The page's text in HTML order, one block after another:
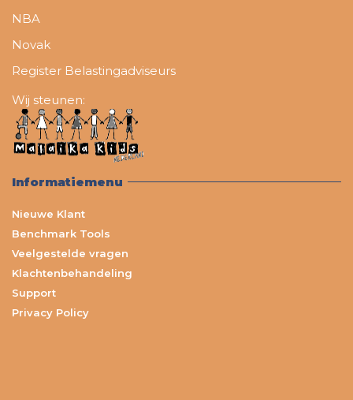
NBA
Novak
Register Belastingadviseurs
Wij steunen:
Informatiemenu
Nieuwe Klant
Benchmark Tools
Veelgestelde vragen
Klachtenbehandeling
Support
Privacy Policy